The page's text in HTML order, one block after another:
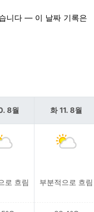
니다 — 이 날짜 기록은
8월
로 흐림
화 11. 8월
부분적으로 흐림